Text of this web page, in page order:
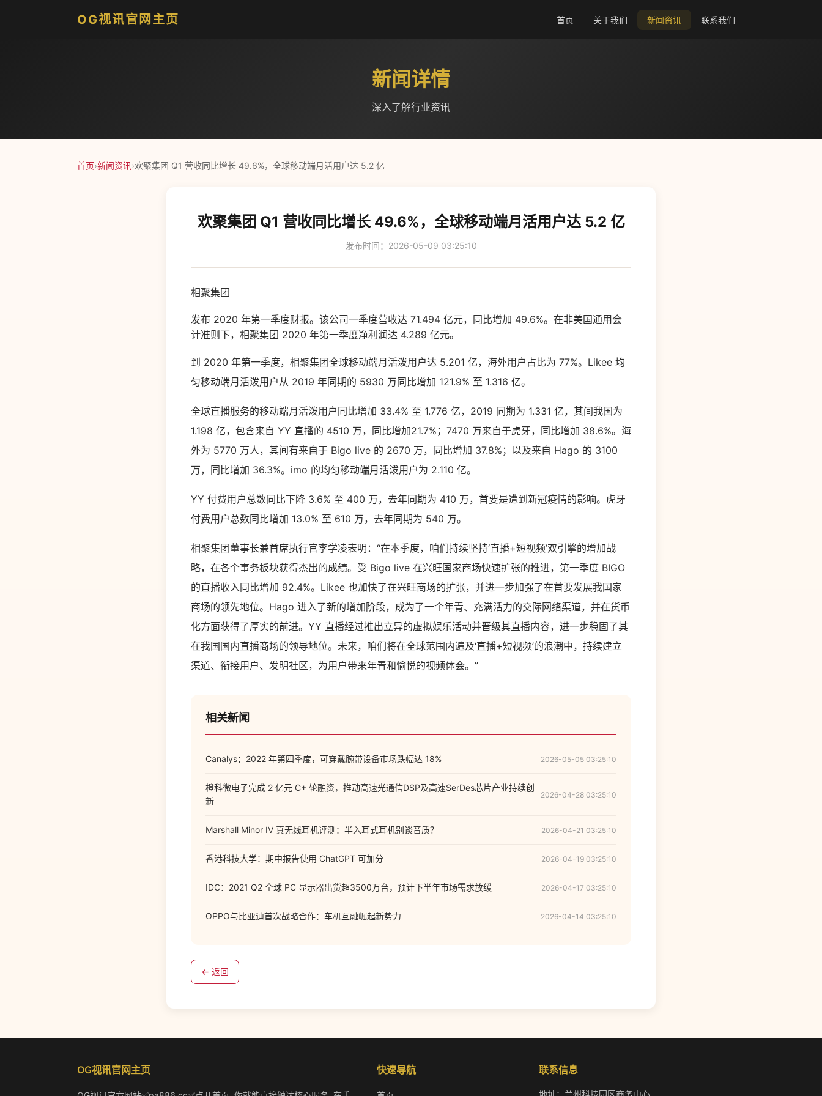
OG视讯官网主页 首页 关于我们 新闻资讯 联系我们
新闻详情
深入了解行业资讯
首页›新闻资讯›欢聚集团 Q1 营收同比增长 49.6%，全球移动端月活用户达 5.2 亿
欢聚集团 Q1 营收同比增长 49.6%，全球移动端月活用户达 5.2 亿
发布时间：2026-05-09 03:25:10
相聚集团
发布 2020 年第一季度财报。该公司一季度营收达 71.494 亿元，同比增加 49.6%。在非美国通用会
计准则下，相聚集团 2020 年第一季度净利润达 4.289 亿元。
到 2020 年第一季度，相聚集团全球移动端月活泼用户达 5.201 亿，海外用户占比为 77%。Likee 均
匀移动端月活泼用户从 2019 年同期的 5930 万同比增加 121.9% 至 1.316 亿。
全球直播服务的移动端月活泼用户同比增加 33.4% 至 1.776 亿，2019 同期为 1.331 亿，其间我国为
1.198 亿，包含来自 YY 直播的 4510 万，同比增加21.7%；7470 万来自于虎牙，同比增加 38.6%。海
外为 5770 万人，其间有来自于 Bigo live 的 2670 万，同比增加 37.8%；以及来自 Hago 的 3100
万，同比增加 36.3%。imo 的均匀移动端月活泼用户为 2.110 亿。
YY 付费用户总数同比下降 3.6% 至 400 万，去年同期为 410 万，首要是遭到新冠疫情的影响。虎牙
付费用户总数同比增加 13.0% 至 610 万，去年同期为 540 万。
相聚集团董事长兼首席执行官李学凌表明：“在本季度，咱们持续坚持‘直播+短视频’双引擎的增加战
略，在各个事务板块获得杰出的成绩。受 Bigo live 在兴旺国家商场快速扩张的推进，第一季度 BIGO
的直播收入同比增加 92.4%。Likee 也加快了在兴旺商场的扩张，并进一步加强了在首要发展我国家
商场的领先地位。Hago 进入了新的增加阶段，成为了一个年青、充满活力的交际网络渠道，并在货币
化方面获得了厚实的前进。YY 直播经过推出立异的虚拟娱乐活动并晋级其直播内容，进一步稳固了其
在我国国内直播商场的领导地位。未来，咱们将在全球范围内遍及‘直播+短视频’的浪潮中，持续建立
渠道、衔接用户、发明社区，为用户带来年青和愉悦的视频体会。”
相关新闻
Canalys：2022 年第四季度，可穿戴腕带设备市场跌幅达 18% 2026-05-05 03:25:10
橙科微电子完成 2 亿元 C+ 轮融资，推动高速光通信DSP及高速SerDes芯片产业持续创
新
2026-04-28 03:25:10
Marshall Minor IV 真无线耳机评测：半入耳式耳机别谈音质？ 2026-04-21 03:25:10
香港科技大学：期中报告使用 ChatGPT 可加分 2026-04-19 03:25:10
IDC：2021 Q2 全球 PC 显示器出货超3500万台，预计下半年市场需求放缓 2026-04-17 03:25:10
OPPO与比亚迪首次战略合作：车机互融崛起新势力 2026-04-14 03:25:10
← 返回
OG视讯官网主页 快速导航 联系信息
地址：兰州科技园区商务中心